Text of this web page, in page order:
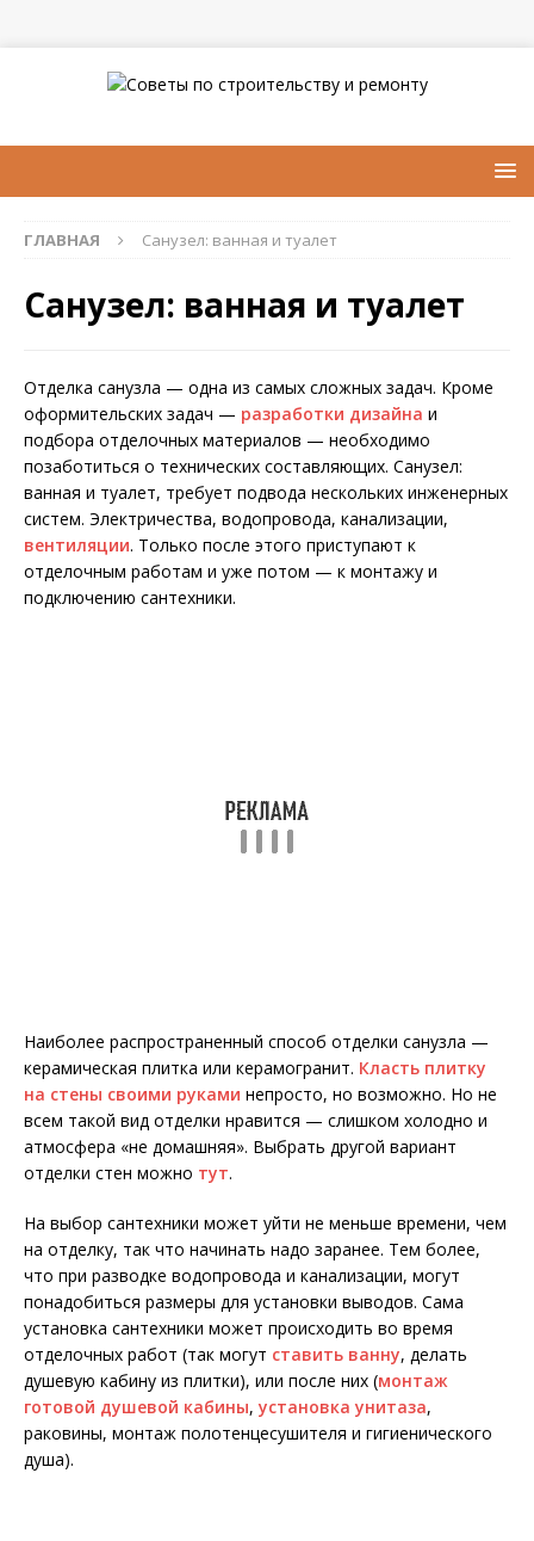
ГЛАВНАЯ Санузел: ванная и туалет
Санузел: ванная и туалет
Отделка санузла — одна из самых сложных задач. Кроме
оформительских задач — разработки дизайна и
подбора отделочных материалов — необходимо
позаботиться о технических составляющих. Санузел:
ванная и туалет, требует подвода нескольких инженерных
систем. Электричества, водопровода, канализации,
вентиляции. Только после этого приступают к
отделочным работам и уже потом — к монтажу и
подключению сантехники.
Наиболее распространенный способ отделки санузла —
керамическая плитка или керамогранит. Класть плитку
на стены своими руками непросто, но возможно. Но не
всем такой вид отделки нравится — слишком холодно и
атмосфера «не домашняя». Выбрать другой вариант
отделки стен можно тут.
На выбор сантехники может уйти не меньше времени, чем
на отделку, так что начинать надо заранее. Тем более,
что при разводке водопровода и канализации, могут
понадобиться размеры для установки выводов. Сама
установка сантехники может происходить во время
отделочных работ (так могут ставить ванну, делать
душевую кабину из плитки), или после них (монтаж
готовой душевой кабины, установка унитаза,
раковины, монтаж полотенцесушителя и гигиенического
душа).